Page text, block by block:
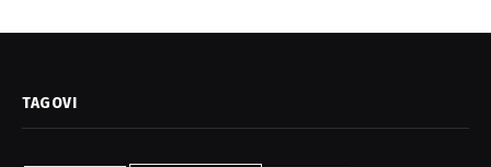
TAGOVI